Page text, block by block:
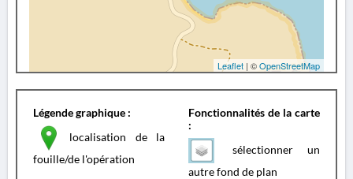
Leaflet | ©OpenStreetMap
Légende graphique :
localisation de la
fouille/de l'opération
Fonctionnalités de la carte
:
sélectionner un
autre fond de plan